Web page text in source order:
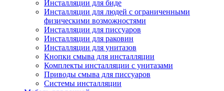
Инсталляции для биде
Инсталляции для людей с ограниченными
физическими возможностями
Инсталляции для писсуаров
Инсталляции для раковин
Инсталляции для унитазов
Кнопки смыва для инсталляции
Комплекты инсталляции с унитазами
Приводы смыва для писсуаров
Системы инсталляции